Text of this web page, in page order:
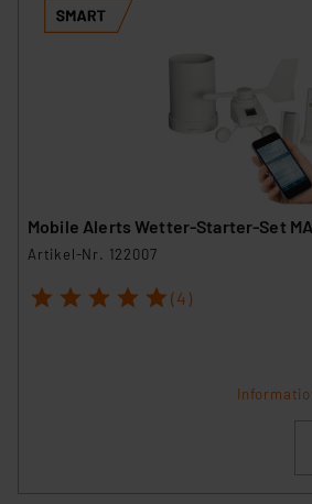
Mobile Alerts Wetter-Starter-Set
Artikel-Nr. 122007
1 2 3 4 5 (4)